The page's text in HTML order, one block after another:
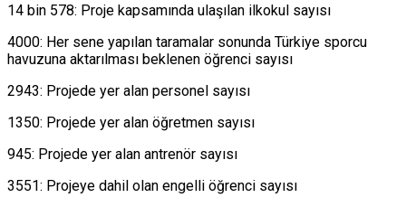
14 bin 578: Proje kapsamında ulaşılan ilkokul sayısı
4000: Her sene yapılan taramalar sonunda Türkiye sporcu
havuzuna aktarılması beklenen öğrenci sayısı
2943: Projede yer alan personel sayısı
1350: Projede yer alan öğretmen sayısı
945: Projede yer alan antrenör sayısı
3551: Projeye dahil olan engelli öğrenci sayısı